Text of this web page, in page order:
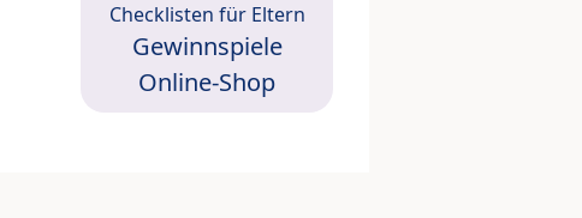
Checklisten für Eltern
Gewinnspiele
Online-Shop